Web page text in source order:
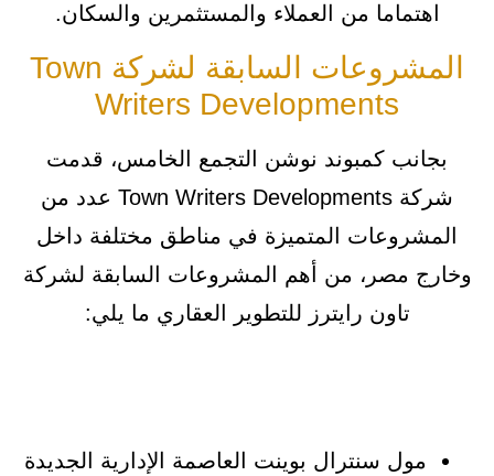
اهتماما من العملاء والمستثمرين والسكان.
المشروعات السابقة لشركة Town
Writers Developments
بجانب كمبوند نوشن التجمع الخامس، قدمت
شركة Town Writers Developments عدد من
المشروعات المتميزة في مناطق مختلفة داخل
وخارج مصر، من أهم المشروعات السابقة لشركة
تاون رايترز للتطوير العقاري ما يلي:
مول سنترال بوينت العاصمة الإدارية الجديدة